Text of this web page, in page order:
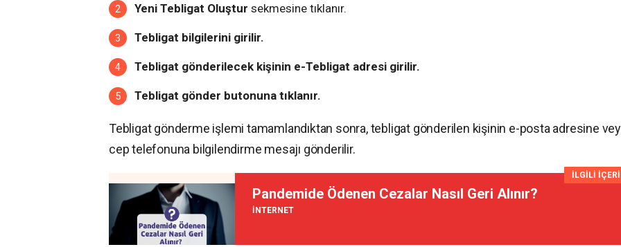
Yeni Tebligat Oluştur sekmesine tıklanır.
Tebligat bilgilerini girilir.
Tebligat gönderilecek kişinin e-Tebligat adresi girilir.
Tebligat gönder butonuna tıklanır.
Tebligat gönderme işlemi tamamlandıktan sonra, tebligat gönderilen kişinin e-posta adresine
cep telefonuna bilgilendirme mesajı gönderilir.
İLGİLİ
Pandemide Ödenen Cezalar Nasıl Geri Alınır?
İNTERNET